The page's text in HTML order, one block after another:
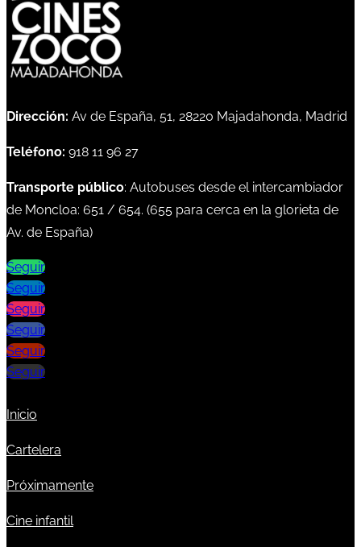
Dirección: Av de España, 51, 28220 Majadahonda, Madrid
Teléfono: 918 11 96 27
Transporte público: Autobuses desde el intercambiador
de Moncloa: 651 / 654. (655 para cerca en la glorieta de
Av. de España)
Seguir
Seguir
Seguir
Seguir
Seguir
Seguir
Inicio
Cartelera
Próximamente
Cine infantil